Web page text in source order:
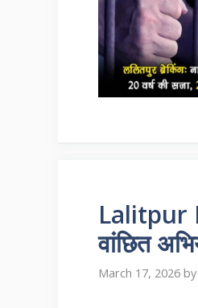
Lalitpur
वांछित
March 17, 2026 by